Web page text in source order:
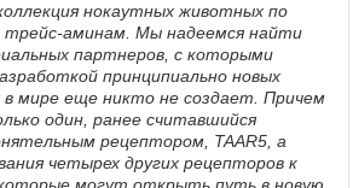
нокаутных животных по
трейс-аминам. Мы надеемся найти
партнеров, с которыми
принципиально новых
мире еще никто не создает. Причем
один, ранее считавшийся
рецептором, TAAR5, а
четырех других рецепторов к